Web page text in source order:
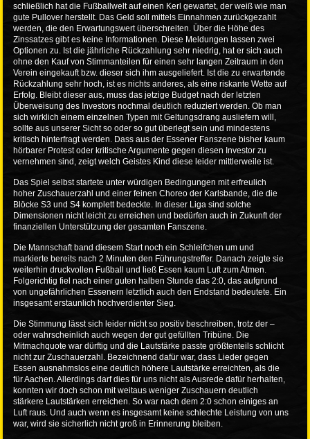
schließlich hat die Fußballwelt auf einen Kerl gewartet, der weiß wie man
gute Pullover herstellt. Das Geld soll mittels Einnahmen zurückgezahlt
werden, die den Erwartungswert überschreiten. Über die Höhe des
Zinssatzes gibt es keine Informationen. Diese Meldungen lassen zwei
Optionen zu. Ist die jährliche Rückzahlung sehr niedrig, hat er sich auch
ohne den Kauf von Stimmanteilen für einen sehr langen Zeitraum in den
Verein eingekauft bzw. dieser sich ihm ausgeliefert. Ist die zu erwartende
Rückzahlung sehr hoch, ist es nichts anderes, als eine riskante Wette auf
Erfolg. Bleibt dieser aus, muss das jetzige Budget nach der letzten
Überweisung des Investors nochmal deutlich reduziert werden. Ob man
sich wirklich einem einzelnen Typen mit Geltungsdrang ausliefern will,
sollte aus unserer Sicht so oder so gut überlegt sein und mindestens
kritisch hinterfragt werden. Dass aus der Essener Fanszene bisher kaum
hörbarer Protest oder kritische Argumente gegen diesen Investor zu
vernehmen sind, zeigt welch Geistes Kind diese leider mittlerweile ist.
Das Spiel selbst startete unter würdigen Bedingungen mit erfreulich
hoher Zuschauerzahl und einer feinen Choreo der Karlsbande, die die
Blöcke S3 und S4 komplett bedeckte. In dieser Liga sind solche
Dimensionen nicht leicht zu erreichen und bedürfen auch in Zukunft der
finanziellen Unterstützung der gesamten Fanszene.
Die Mannschaft band diesem Start noch ein Schleifchen um und
markierte bereits nach 2 Minuten den Führungstreffer. Danach zeigte sie
weiterhin druckvollen Fußball und ließ Essen kaum Luft zum Atmen.
Folgerichtig fiel nach einer guten halben Stunde das 2:0, das aufgrund
von ungefährlichen Essenern letztlich auch den Endstand bedeutete. Ein
insgesamt erstaunlich hochverdienter Sieg.
Die Stimmung lässt sich leider nicht so positiv beschreiben, trotz der –
oder wahrscheinlich auch wegen der gut gefüllten Tribüne. Die
Mitmachquote war dürftig und die Lautstärke passte größtenteils schlicht
nicht zur Zuschauerzahl. Bezeichnend dafür war, dass Lieder gegen
Essen ausnahmslos eine deutlich höhere Lautstärke erreichten, als die
für Aachen. Allerdings darf dies für uns nicht als Ausrede dafür herhalten,
konnten wir doch schon mit weitaus weniger Zuschauern deutlich
stärkere Lautstärken erreichen. So war nach dem 2:0 schon einiges an
Luft raus. Und auch wenn es insgesamt keine schlechte Leistung von uns
war, wird sie sicherlich nicht groß in Erinnerung bleiben.